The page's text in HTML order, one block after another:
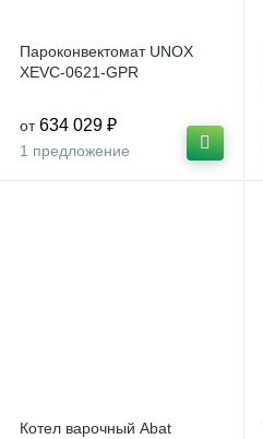
Пароконвектомат UNOX
XEVC-0621-GPR
от 634 029 ₽
1 предложение
Котел варочный Abat